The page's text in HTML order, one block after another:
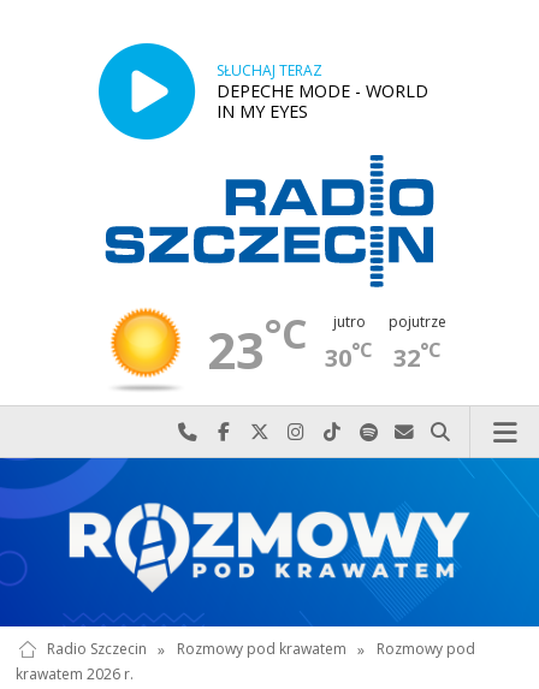
SŁUCHAJ TERAZ
DEPECHE MODE - WORLD
IN MY EYES
23°C jutro
30°C
pojutrze
32°C
Najlepiej po prostu do nas zadzwoń
Odwiedź nas na Facebook-u
Odwiedź nas na X
Odwiedź nas na Instagram-ie
Odwiedź nas na TikTok-u
Szukaj nas na Spotify
Wyślij do nas
Szukaj
Radio Szczecin » Rozmowy pod krawatem »
Rozmowy pod
krawatem 2026 r.